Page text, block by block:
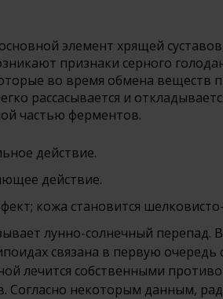
элемент хрящей
признаки серного
во время обмена веществ
рассасывается и
частью ферментов.
действие.
действие.
кожа становится
лунно-солнечный перепад.
связана в первую очередь
лечится собственными
Согласно некоторым данным,